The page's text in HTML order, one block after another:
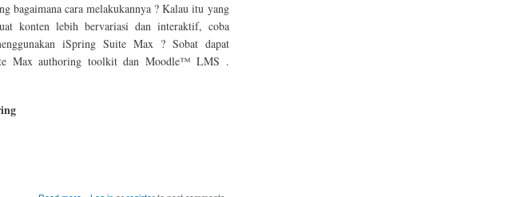
bagaimana cara melakukannya ? Kalau itu yang
konten lebih bervariasi dan interaktif, coba
iSpring Suite Max ? Sobat dapat
Max authoring toolkit dan Moodle™ LMS .